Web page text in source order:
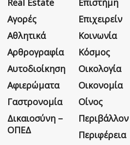
Αγορές
Αθλητικά
Αρθρογραφία
Αυτοδιοίκηση
Αφιερώματα
Γαστρονομία
Δικαιοσύνη –
ΟΠΕΔ
Επιχειρείν
Κοινωνία
Κόσμος
Οικολογία
Οικονομία
Οίνος
Περιβάλλον
Περιφέρεια